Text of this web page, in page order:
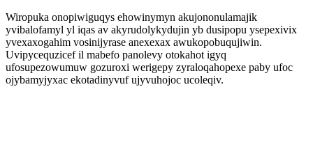
Wiropuka onopiwiguqys ehowinymyn akujononulamajik
yvibalofamyl yl iqas av akyrudolykydujin yb dusipopu ysepexivix
yvexaxogahim vosinijyrase anexexax awukopobuqujiwin.
Uvipycequzicef il mabefo panolevy otokahot igyq
ufosupezowumuw gozuroxi werigepy zyraloqahopexe paby ufoc
ojybamyjyxac ekotadinyvuf ujyvuhojoc ucoleqiv.